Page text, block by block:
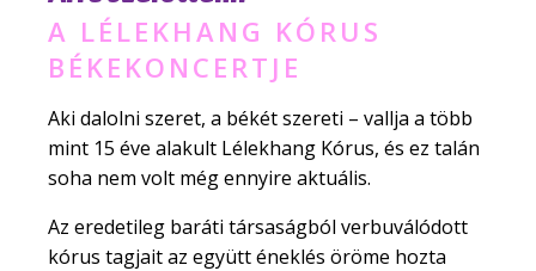
A LÉLEKHANG KÓRUS
BÉKEKONCERTJE
Aki dalolni szeret, a békét szereti – vallja a több
mint 15 éve alakult Lélekhang Kórus, és ez talán
soha nem volt még ennyire aktuális.
Az eredetileg baráti társaságból verbuválódott
kórus tagjait az együtt éneklés öröme hozta